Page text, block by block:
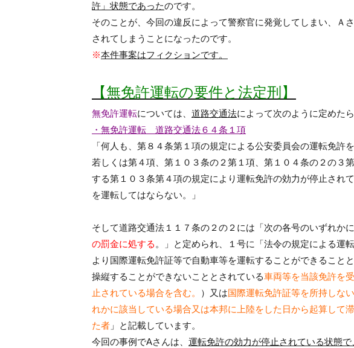
許」状態であったのです。
そのことが、今回の違反によって警察官に発覚してしまい、Ａ
されてしまうことになったのです。
※本件事案はフィクションです。
【無免許運転の要件と法定刑】
無免許運転については、 道路交通法によって次のように定めた
・無免許運転 道路交通法６４条１項
「何人も、第８４条第１項の規定による公安委員会の運転免許
若しくは第４項、第１０３条の２第１項、第１０４条の２の３
する第１０３条第４項の規定により運転免許の効力が停止され
を運転してはならない。」
そして道路交通法１１７条の２の２には「次の各号のいずれかに
の罰金に処する 。」と定められ、１号に「法令の規定による運
より国際運転免許証等で自動車等を運転することができること
操縦することができないこととされている車両等を当該免許を
止されている場合を含む。
）又は国際運転免許証等を所持しな
れかに該当している場合又は本邦に上陸をした日から起算して
た者 」と記載しています。
今回の事例でAさんは、 運転免許の効力が停止されている状態